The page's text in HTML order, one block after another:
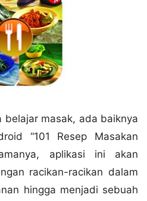
belajar masak, ada baiknya
“101 Resep Masakan
aplikasi ini akan
racikan-racikan dalam
hingga menjadi sebuah